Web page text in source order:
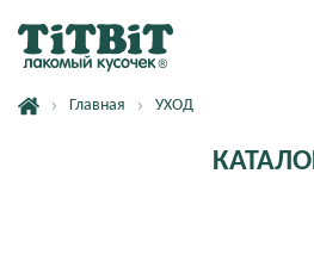
Главная УХОД